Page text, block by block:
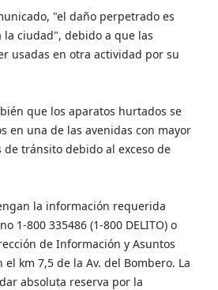
"el daño perpetrado es
ciudad", debido a que las
usadas en otra actividad por su
que los aparatos hurtados se
en una de las avenidas con mayor
tránsito debido al exceso de
la información requerida
1-800 335486 (1-800 DELITO) o
de Información y Asuntos
km 7,5 de la Av. del Bombero. La
absoluta reserva por la